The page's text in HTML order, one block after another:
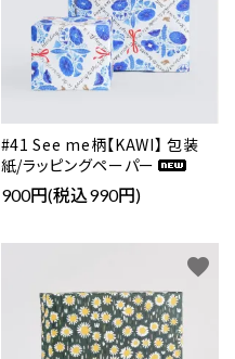
#41 See me柄【KAWI】 包装
紙/ラッピングペーパー
900円(税込990円)
favorite